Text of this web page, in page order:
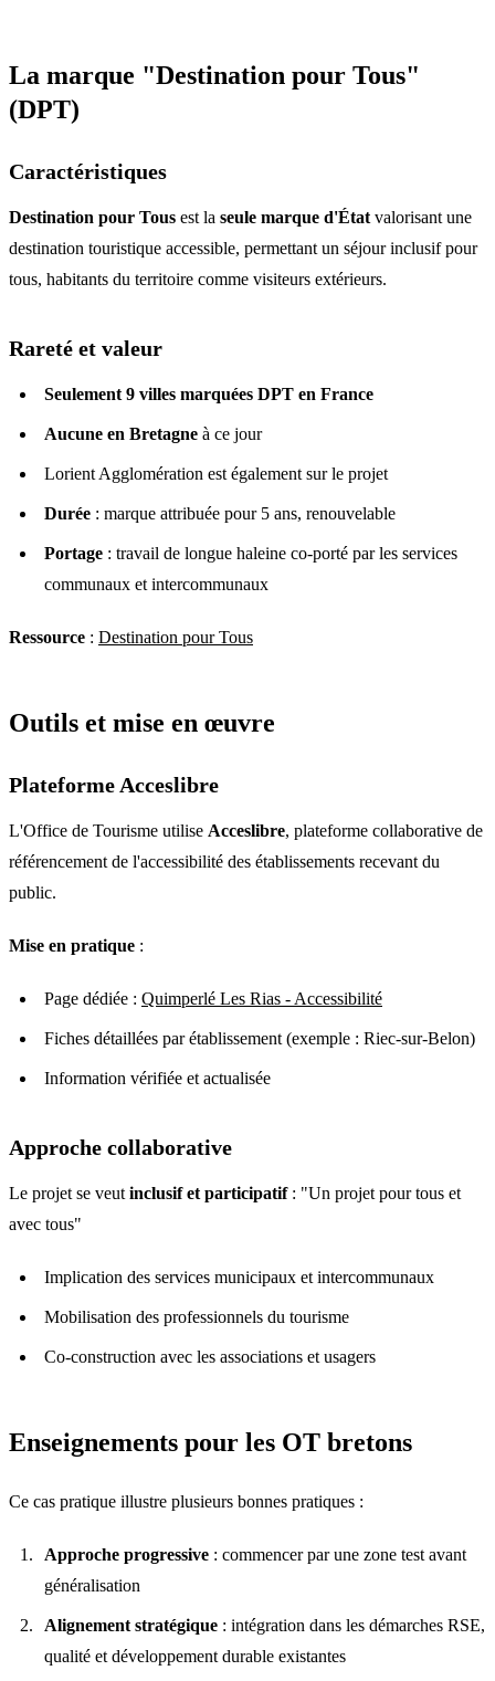
La marque "Destination pour Tous"
(DPT)
Caractéristiques
Destination pour Tous est la seule marque d'État valorisant une
destination touristique accessible, permettant un séjour inclusif pour
tous, habitants du territoire comme visiteurs extérieurs.
Rareté et valeur
Seulement 9 villes marquées DPT en France
Aucune en Bretagne à ce jour
Lorient Agglomération est également sur le projet
Durée : marque attribuée pour 5 ans, renouvelable
Portage : travail de longue haleine co-porté par les services
communaux et intercommunaux
Ressource : Destination pour Tous
Outils et mise en œuvre
Plateforme Acceslibre
L'Office de Tourisme utilise Acceslibre, plateforme collaborative de
référencement de l'accessibilité des établissements recevant du
public.
Mise en pratique :
Page dédiée : Quimperlé Les Rias - Accessibilité
Fiches détaillées par établissement (exemple : Riec-sur-Belon)
Information vérifiée et actualisée
Approche collaborative
Le projet se veut inclusif et participatif: "Un projet pour tous et
avec tous"
Implication des services municipaux et intercommunaux
Mobilisation des professionnels du tourisme
Co-construction avec les associations et usagers
Enseignements pour les OT bretons
Ce cas pratique illustre plusieurs bonnes pratiques :
Approche progressive : commencer par une zone test avant
généralisation
Alignement stratégique : intégration dans les démarches RSE,
qualité et développement durable existantes